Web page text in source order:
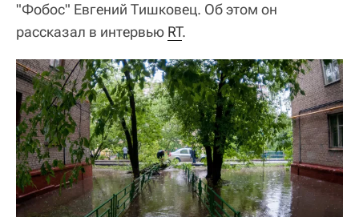
"Фобос" Евгений Тишковец. Об этом он
рассказал в интервью RT.